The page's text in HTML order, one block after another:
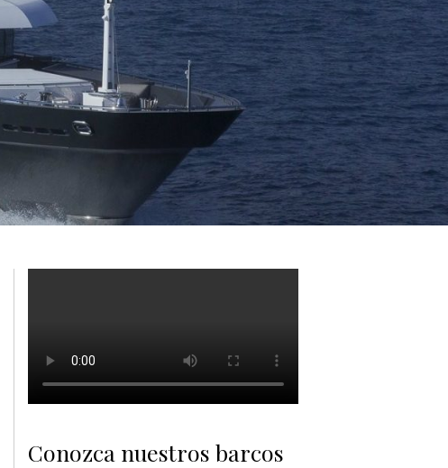
Conozca nuestros barcos